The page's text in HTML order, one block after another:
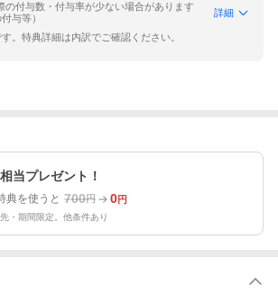
の付与数・付与率が少ない場合があります
与等）
詳細
。特典詳細は内訳でご確認ください。
当プレゼント！
典を使うと 700円 0円
・期間限定。他条件あり